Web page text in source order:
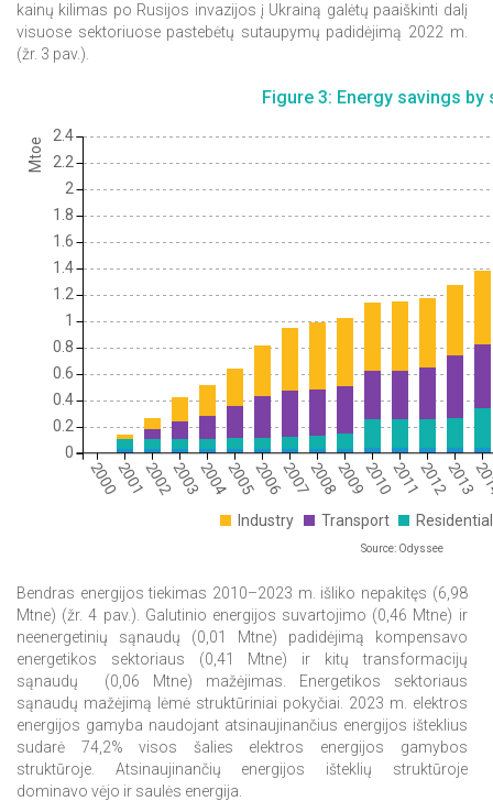
kainų kilimas po Rusijos invazijos į Ukrainą galėtų paaiškinti dalį
visuose sektoriuose pastebėtų sutaupymų padidėjimą 2022 m.
(žr. 3 pav.).
Figure 3: Energy savings by
20002001200220032004200520062007200820092010201120122013
Mtoe
0
0.2
0.4
0.6
0.8
1
1.2
1.4
1.6
1.8
2
2.2
2.4
Industry Transport Residential
Source: Odyssee
Bendras energijos tiekimas 2010–2023 m. išliko nepakitęs (6,98
Mtne) (žr. 4 pav.). Galutinio energijos suvartojimo (0,46 Mtne) ir
neenergetinių sąnaudų (0,01 Mtne) padidėjimą kompensavo
energetikos sektoriaus (0,41 Mtne) ir kitų transformacijų
sąnaudų (0,06 Mtne) mažėjimas. Energetikos sektoriaus
sąnaudų mažėjimą lėmė struktūriniai pokyčiai. 2023 m. elektros
energijos gamyba naudojant atsinaujinančius energijos išteklius
sudarė 74,2% visos šalies elektros energijos gamybos
struktūroje. Atsinaujinančių energijos išteklių struktūroje
dominavo vėjo ir saulės energija.